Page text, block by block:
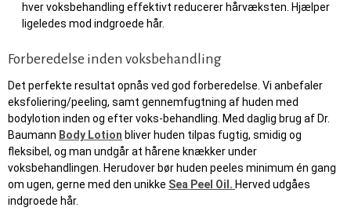
hver voksbehandling effektivt reducerer hårvæksten. Hjælper
ligeledes mod indgroede hår.
Forberedelse inden voksbehandling
Det perfekte resultat opnås ved god forberedelse. Vi anbefaler
eksfoliering/peeling, samt gennemfugtning af huden med
bodylotion inden og efter voks-behandling. Med daglig brug af Dr.
Baumann Body Lotion bliver huden tilpas fugtig, smidig og
fleksibel, og man undgår at hårene knækker under
voksbehandlingen. Herudover bør huden peeles minimum én gang
om ugen, gerne med den unikke Sea Peel Oil. Herved udgåes
indgroede hår.